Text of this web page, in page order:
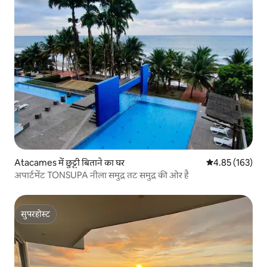
Atacames में छुट्टी बिताने का घर औसत रेटिंग 5 में से
4.85 (163)
अपार्टमेंट TONSUPA नीला समुद्र तट समुद्र की ओर है
सुपरहोस्ट
सुपरहोस्ट